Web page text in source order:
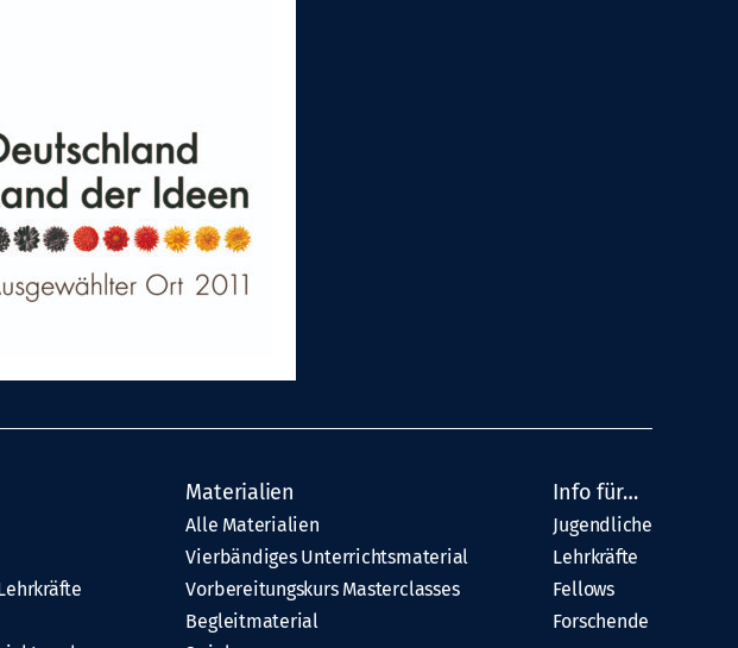
Materialien
Alle Materialien
Vierbändiges Unterrichtsmaterial
Vorbereitungskurs Masterclasses
Begleitmaterial
Info für…
Jugendliche
Lehrkräfte
Fellows
Forschende